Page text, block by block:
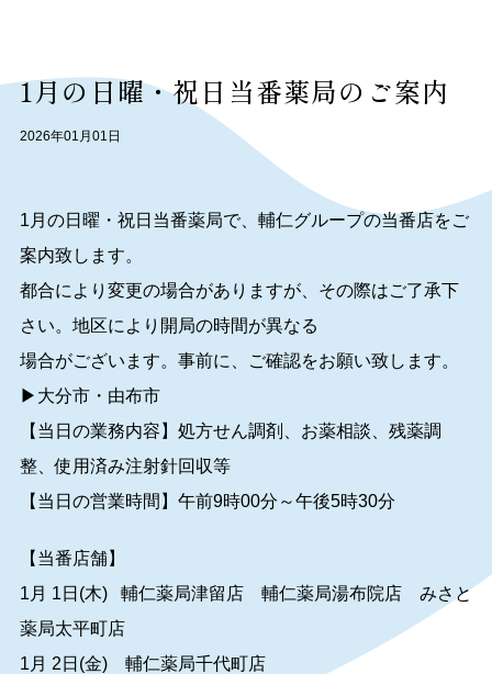
1月の日曜・祝日当番薬局のご案内
2026年01月01日
1月の日曜・祝日当番薬局で、輔仁グループの当番店をご
案内致します。
都合により変更の場合がありますが、その際はご了承下
さい。地区により開局の時間が異なる
場合がございます。事前に、ご確認をお願い致します。
▶大分市・由布市
【当日の業務内容】処方せん調剤、お薬相談、残薬調
整、使用済み注射針回収等
【当日の営業時間】午前9時00分～午後5時30分
【当番店舗】
1月 1日(木) 輔仁薬局津留店 輔仁薬局湯布院店 みさと
薬局太平町店
1月 2日(金) 輔仁薬局千代町店